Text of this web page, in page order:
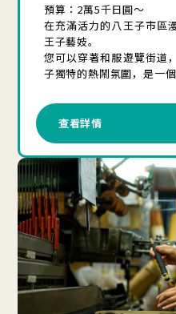
預算：2萬5千日圓～
在充滿活力的八王子市區
王子藝妓。
您可以穿著和服遊覽街道
子獨特的熱鬧氛圍，是一
查看詳情